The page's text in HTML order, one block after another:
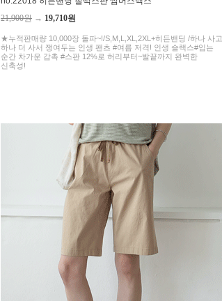
21,900원 → 19,710원
★누적판매량 10,000장 돌파~!/S,M,L,XL,2XL+히든밴딩 /하나 사고
하나 더 사서 쟁여두는 인생 팬츠 #여름 저격! 인생 슬랙스#입는
순간 차가운 감촉 #스판 12%로 허리부터~발끝까지 완벽한
신축성!